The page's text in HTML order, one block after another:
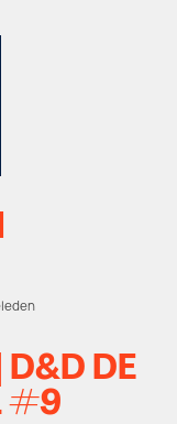
DE
#9